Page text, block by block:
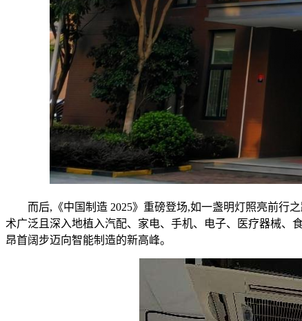
而后,《中国制造 2025》重磅登场,如一盏明灯照亮前行之
术广泛且深入地植入汽配、家电、手机、电子、医疗器械、
昂首阔步迈向智能制造的新高峰。